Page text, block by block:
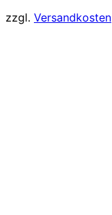
zzgl. Versandkosten